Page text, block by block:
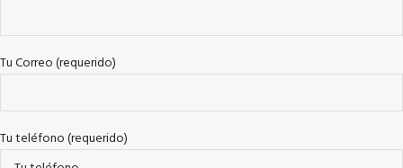
Tu Correo (requerido)
Tu teléfono (requerido)